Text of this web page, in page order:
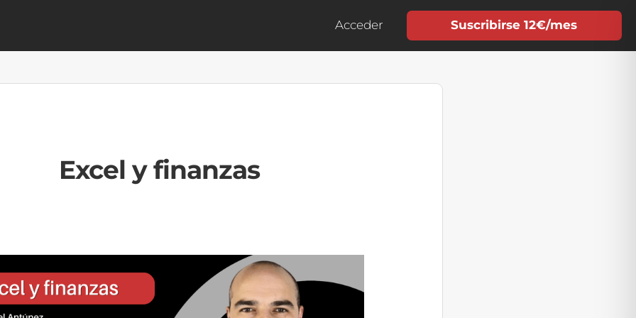
Acceder Suscribirse 12€/mes
Excel y finanzas